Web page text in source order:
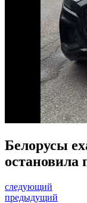
Белорусы
остановила
следующий
предыдущий